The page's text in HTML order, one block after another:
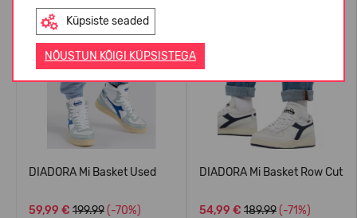
Küpsiste seaded
NÕUSTUN KÕIGI KÜPSISTEGA
DIADORA Mi Basket Used
59,99 € 199.99 (-70%)
DIADORA Mi Basket Row Cut
54,99 € 189.99 (-71%)